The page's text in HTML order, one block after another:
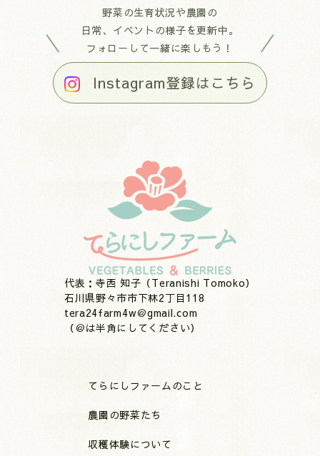
野菜の生育状況や農園の
日常、イベントの様子を更新中。
フォローして一緒に楽しもう！
Instagram登録はこちら
代表：寺西 知子（Teranishi Tomoko）
石川県野々市市下林2丁目118
tera24farm4w＠gmail.com
（＠は半角にしてください）
てらにしファームのこと
農園の野菜たち
収穫体験について